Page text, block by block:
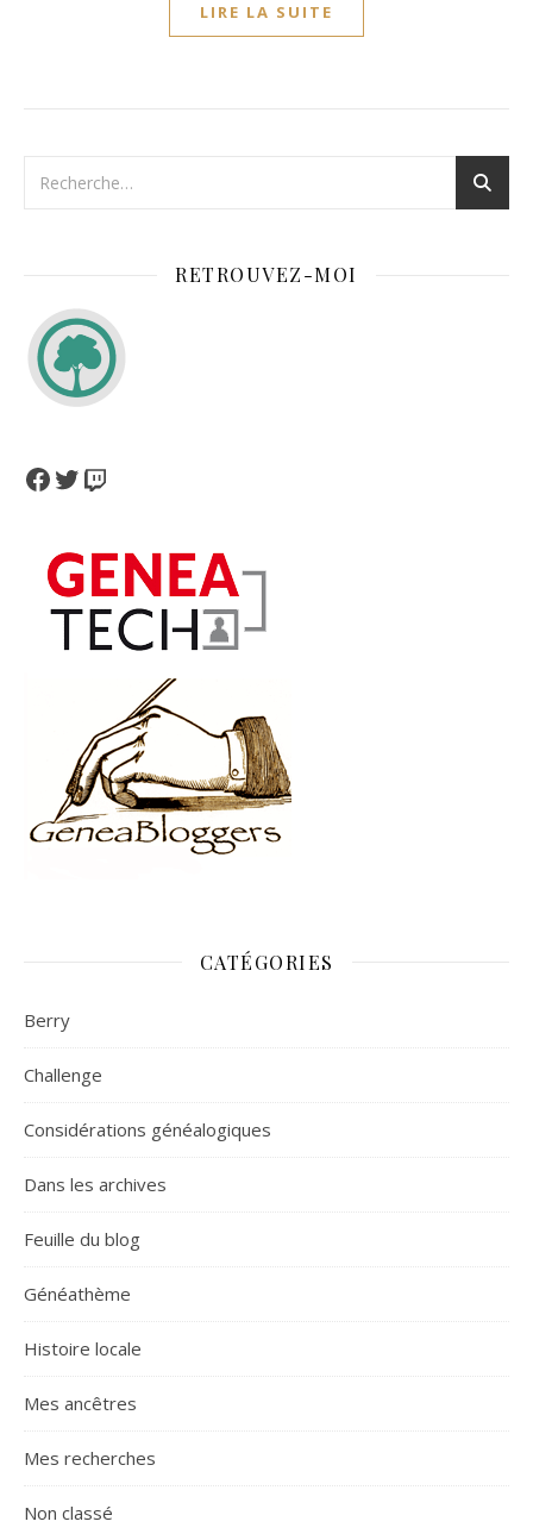
LIRE LA SUITE
RETROUVEZ-MOI
Facebook
TwitterTwitch
CATÉGORIES
Berry
Challenge
Considérations généalogiques
Dans les archives
Feuille du blog
Généathème
Histoire locale
Mes ancêtres
Mes recherches
Non classé